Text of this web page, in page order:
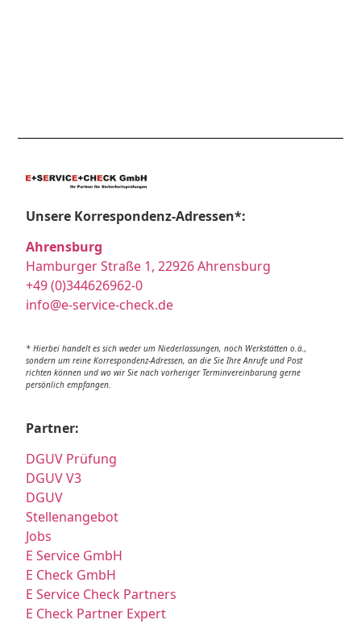
Unsere Korrespondenz-Adressen*:
Ahrensburg
Hamburger Straße 1, 22926 Ahrensburg
+49 (0)344626962-0
info@e-service-check.de
* Hierbei handelt es sich weder um Niederlassungen, noch Werkstätten o.ä.,
sondern um reine Korrespondenz-Adressen, an die Sie Ihre Anrufe und Post
richten können und wo wir Sie nach vorheriger Terminvereinbarung gerne
persönlich empfangen.
Partner:
DGUV Prüfung
DGUV V3
DGUV
Stellenangebot
Jobs
E Service GmbH
E Check GmbH
E Service Check Partners
E Check Partner Expert